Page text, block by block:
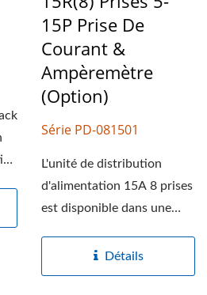
15P Prise De
Courant &
Ampèremètre
(option)
Série PD-081501
L'unité de distribution
d'alimentation 15A 8 prises
est disponible dans une
Détails